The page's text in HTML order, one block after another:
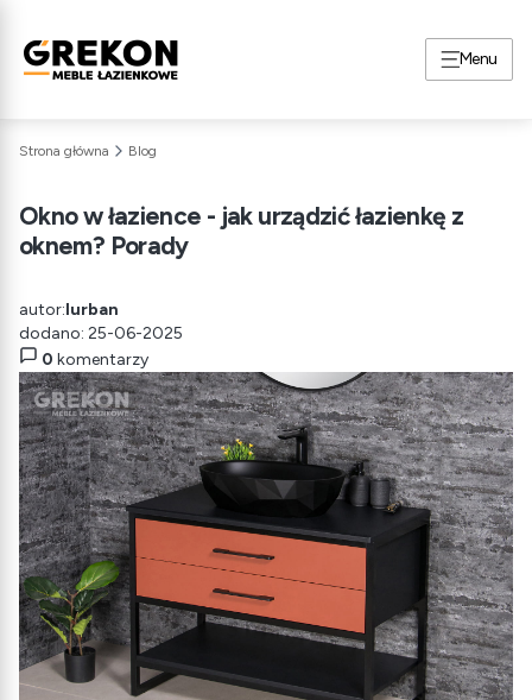
Menu
Strona główna Blog
Okno w łazience - jak urządzić łazienkę z
oknem? Porady
autor:lurban
dodano: 25-06-2025
0 komentarzy